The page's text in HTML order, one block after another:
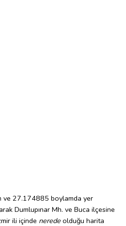
27.174885 boylamda yer
Dumlupınar Mh. ve Buca ilçesine
ili içinde nerede olduğu harita